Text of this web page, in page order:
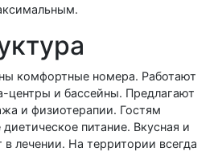
комфортные номера. Работают
центры и бассейны. Предлагают
и физиотерапии. Гостям
питание. Вкусная и
в лечении. На территории всегда